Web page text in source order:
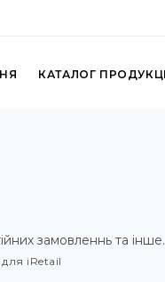
КАТАЛОГ
замовленнь та інше.
iRetail